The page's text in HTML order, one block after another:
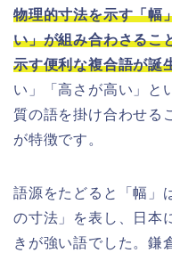
物理的寸法を示す「幅
い」が組み合わさるこ
示す便利な複合語が誕
い」「高さが高い」と
質の語を掛け合わせる
が特徴です。
語源をたどると「幅」
の寸法」を表し、日本
きが強い語でした。鎌